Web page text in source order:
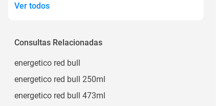
Ver todos
Consultas Relacionadas
energetico red bull
energetico red bull 250ml
energetico red bull 473ml